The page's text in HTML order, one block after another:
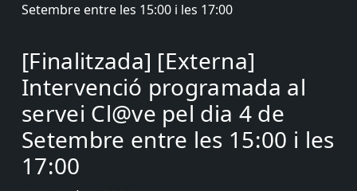
Setembre entre les 15:00 i les 17:00
[Finalitzada] [Externa]
Intervenció programada al
servei Cl@ve pel dia 4 de
Setembre entre les 15:00 i les
17:00